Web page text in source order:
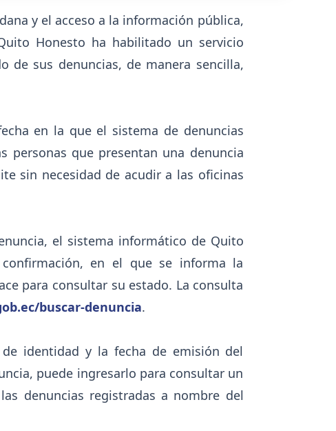
y el acceso a la información pública,
Honesto ha habilitado un servicio
de sus denuncias, de manera sencilla,
en la que el sistema de denuncias
personas que presentan una denuncia
sin necesidad de acudir a las oficinas
el sistema informático de Quito
en el que se informa la
para consultar su estado. La consulta
buscar-denuncia.
identidad y la fecha de emisión del
puede ingresarlo para consultar un
denuncias registradas a nombre del